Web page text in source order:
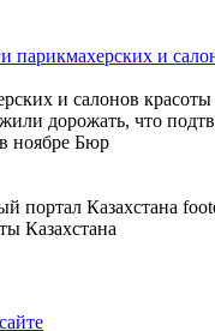
парикмахерских и
и салонов красоты
дорожать, что
ноябре Бюр
Казахстана